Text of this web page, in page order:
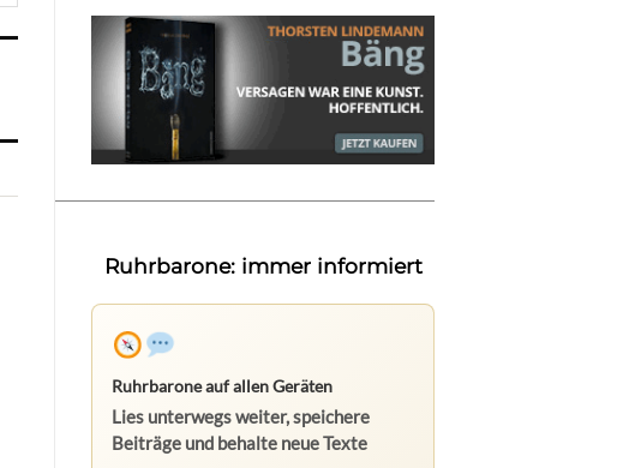
Ruhrbarone: immer informiert
Ruhrbarone auf allen Geräten
Lies unterwegs weiter, speichere
Beiträge und behalte neue Texte